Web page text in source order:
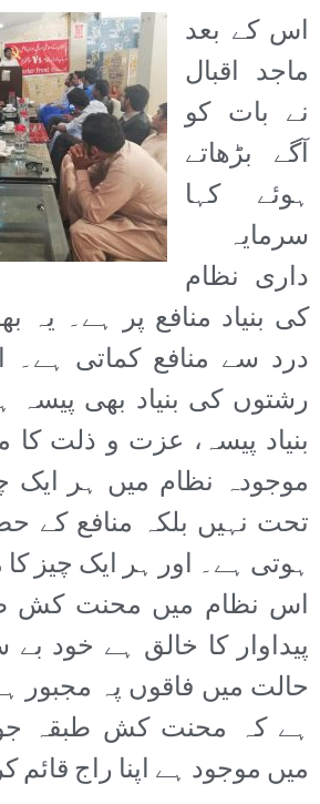
اس کے بعد
ماجد اقبال
نے بات کو
آگے بڑھاتے
ہوئے کہا
سرمایہ
داری نظام
کی بنیاد منافع پر ہے۔ یہ
درد سے منافع کماتی
رشتوں کی بنیاد بھی
بنیاد پیسہ، عزت و ذلت کا
موجودہ نظام میں ہر
تحت نہیں بلکہ منافع کے
ہوتی ہے۔ اور ہر ایک چیز
اس نظام میں محنت کش
پیداوار کا خالق ہے خود
حالت میں فاقوں پہ
ہے کہ محنت کش طبقہ
میں موجود ہے اپنا راج قائم